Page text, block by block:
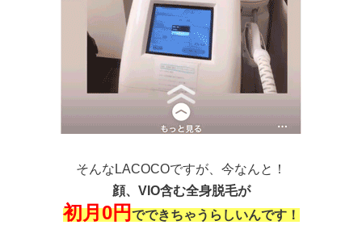
そんなLACOCOですが、今なんと！
顔、VIO含む全身脱毛が
初月0円でできちゃうらしいんです！